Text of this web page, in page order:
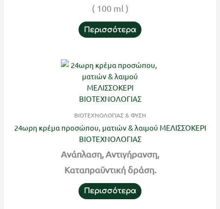
( 100 ml )
Περισσότερα
ΒΙΟΤΕΧΝΟΛΟΓΙΑΣ & ΦΥΣΗ
24ωρη κρέμα προσώπου, ματιών & λαιμού ΜΕΛΙΣΣΟΚΕΡΙ
ΒΙΟΤΕΧΝΟΛΟΓΙΑΣ
Ανάπλαση, Αντιγήρανση,
Καταπραϋντική δράση.
Περισσότερα